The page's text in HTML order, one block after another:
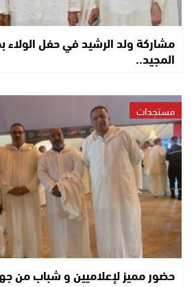
مشاركة ولد الرشيد في حفل الولاء
المجيد..
مستجدات
حضور مميز لإعلاميين و شباب من